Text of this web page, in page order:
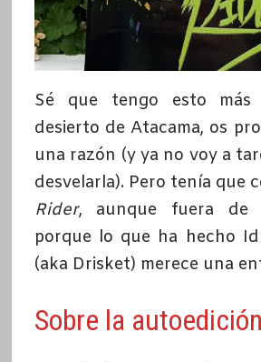
Sé que tengo esto
desierto de Atacama, os
una razón (y ya no voy a
desvelarla). Pero tenía que
Rider, aunque fuera de
porque lo que ha hecho
(aka Drisket) merece una
Sobre la autoedición